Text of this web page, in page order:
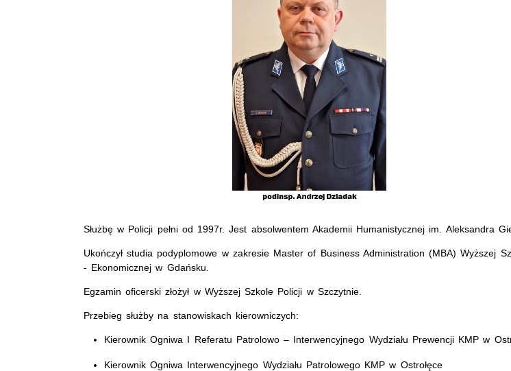
Służbę w Policji pełni od 1997r. Jest absolwentem Akademii Humanistycznej im. Aleksandra
Ukończył studia podyplomowe w zakresie Master of Business Administration (MBA) Wyższej
- Ekonomicznej w Gdańsku.
Egzamin oficerski złożył w Wyższej Szkole Policji w Szczytnie.
Przebieg służby na stanowiskach kierowniczych:
Kierownik Ogniwa I Referatu Patrolowo – Interwencyjnego Wydziału Prewencji KMP w
Kierownik Ogniwa Interwencyjnego Wydziału Patrolowego KMP w Ostrołęce